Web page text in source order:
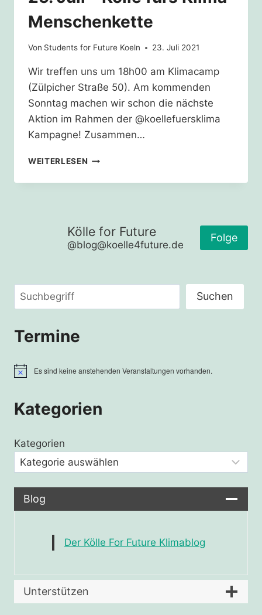
Menschenkette
Von Students for Future Koeln 23. Juli 2021
Wir treffen uns um 18h00 am Klimacamp
(Zülpicher Straße 50). Am kommenden
Sonntag machen wir schon die nächste
Aktion im Rahmen der @koellefuersklima
Kampagne! Zusammen…
WEITERLESEN 25.
–
MENSCHENKETTE
Kölle for Future
@blog@koelle4future.de
Folge
Suchen Suchen
Termine
HinweisEs sind keine anstehenden Veranstaltungen vorhanden.
Kategorien
Kategorien
Blog
Der Kölle For Future Klimablog
Unterstützen